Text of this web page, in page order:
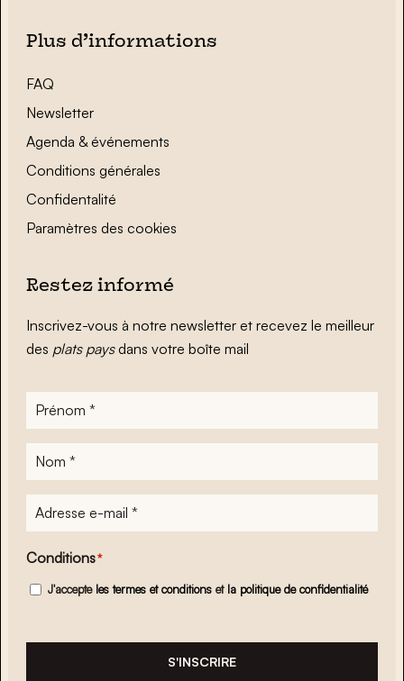
Plus d’informations
FAQ
Newsletter
Agenda & événements
Conditions générales
Confidentalité
Paramètres des cookies
Restez informé
Inscrivez-vous à notre newsletter et recevez le meilleur
des plats paysdans votre boîte mail
Prénom
Nom
Adresse
e-
mail*
Conditions*
J'accepte les termes et conditions et la politique de confidentialité
S'INSCRIRE